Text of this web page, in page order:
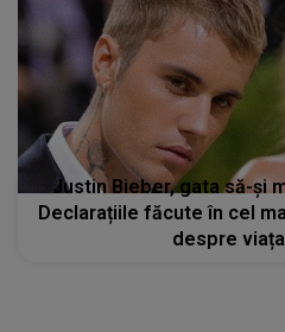
Justin Bieber, gata să-și
Declarațiile făcute în cel
despre